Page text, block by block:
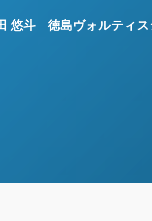
悠斗 徳島ヴォルティス